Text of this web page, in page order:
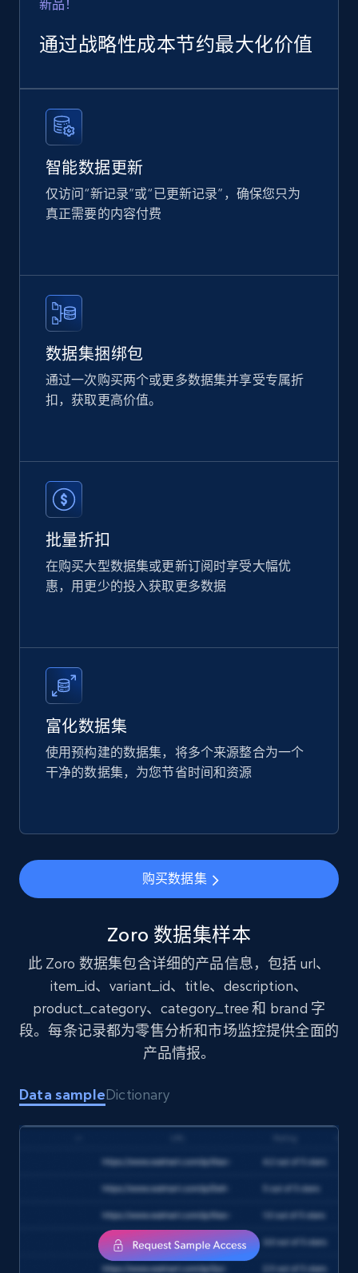
Rating, Reviews count, Images, Variations, and
2.4K+
Amazon products global dataset
Title, Seller name, Brand, Description, Initial
eCommerce
2.1K+ 375+
and more.
eCommerce
2.1K+ 353+
URL, Product id, Listing inventory id, Title, Rating,
Reviews count shop, Reviews count item, Initial
price, and more.
eCommerce
price, Final price, Final price high, Currency, and
eCommerce
254+
Amazon products search
price, Currency, Sold, and more.
eCommerce
181+ 立即购买
新品！
通过战略性成本节约最大化价值
智能数据更新
仅访问“新记录”或“已更新记录”，确保您只为
真正需要的内容付费
数据集捆绑包
通过一次购买两个或更多数据集并享受专属折
扣，获取更高价值。
批量折扣
在购买大型数据集或更新订阅时享受大幅优
惠，用更少的投入获取更多数据
富化数据集
使用预构建的数据集，将多个来源整合为一个
干净的数据集，为您节省时间和资源
购买数据集
Zoro 数据集样本
此 Zoro 数据集包含详细的产品信息，包括 url、
item_id、variant_id、title、description、
product_category、category_tree 和 brand 字
段。每条记录都为零售分析和市场监控提供全面的
产品情报。
Data sampleDictionary